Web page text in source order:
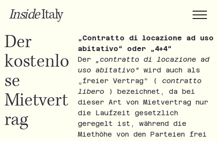
InsideItaly
Der
kostenlo
se
Mietvert
rag
„Contratto di locazione ad uso
abitativo“ oder „4+4“
Der
„contratto di locazione ad
uso abitativo“wird auch als
„freier Vertrag“ ( contratto
libero) bezeichnet, da bei
dieser Art von Mietvertrag nur
die Laufzeit gesetzlich
geregelt ist, während die
Miethöhe von den Parteien frei